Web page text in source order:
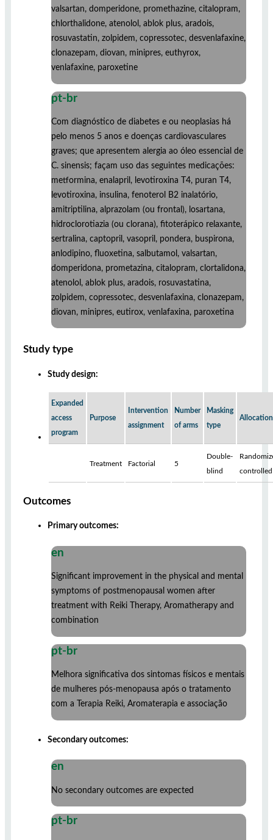
valsartan, domperidone, promethazine, citalopram,
chlorthalidone, atenolol, ablok plus, aradois,
rosuvastatin, zolpidem, copressotec, desvenlafaxine,
clonazepam, diovan, minipres, euthyrox,
venlafaxine, paroxetine
pt-br
Com diagnóstico de diabetes e ou neoplasias há
pelo menos 5 anos e doenças cardiovasculares
graves; que apresentem alergia ao óleo essencial de
C. sinensis; façam uso das seguintes medicações:
metformina, enalapril, levotiroxina T4, puran T4,
levotiroxina, insulina, fenoterol B2 inalatório,
amitriptilina, alprazolam (ou frontal), losartana,
hidroclorotiazia (ou clorana), fitoterápico relaxante,
sertralina, captopril, vasopril, pondera, buspirona,
anlodipino, fluoxetina, salbutamol, valsartan,
domperidona, prometazina, citalopram, clortalidona,
atenolol, ablok plus, aradois, rosuvastatina,
zolpidem, copressotec, desvenlafaxina, clonazepam,
diovan, minipres, eutirox, venlafaxina, paroxetina
Study type
Study design:
Expanded
access
program
Purpose
Intervention
assignment
Number
of arms
Masking
type
Allocation
Treatment Factorial 5
Double-
blind
controlled
Outcomes
Primary outcomes:
en
Significant improvement in the physical and mental
symptoms of postmenopausal women after
treatment with Reiki Therapy, Aromatherapy and
combination
pt-br
Melhora significativa dos sintomas físicos e mentais
de mulheres pós-menopausa após o tratamento
com a Terapia Reiki, Aromaterapia e associação
Secondary outcomes:
en
No secondary outcomes are expected
pt-br